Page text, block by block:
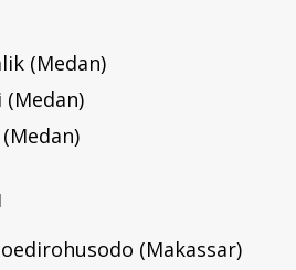
(Medan)
(Medan)
(Makassar)